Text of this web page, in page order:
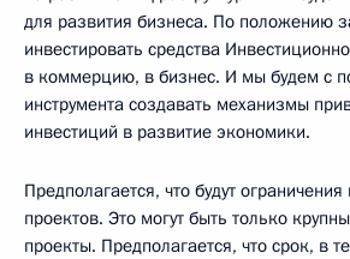
для развития бизнеса. По положению
инвестировать средства
в коммерцию, в бизнес. И мы будем с
инструмента создавать механизмы
инвестиций в развитие экономики.
Предполагается, что будут
проектов. Это могут быть только
проекты. Предполагается, что срок, в